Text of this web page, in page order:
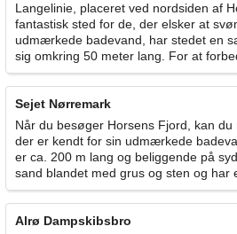
Langelinie, placeret ved nordsiden af
fantastisk sted for de, der elsker at
udmærkede badevand, har stedet en
sig omkring 50 meter lang. For at
Sejet Nørremark
Når du besøger Horsens Fjord, kan du
der er kendt for sin udmærkede
er ca. 200 m lang og beliggende på
sand blandet med grus og sten og har
Alrø Dampskibsbro